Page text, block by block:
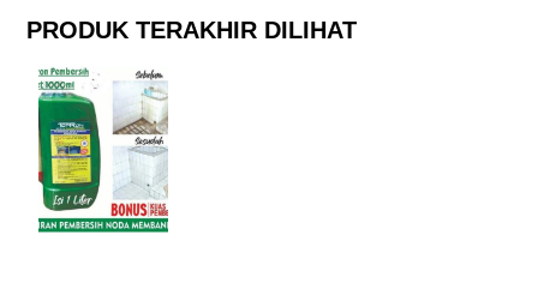
PRODUK TERAKHIR DILIHAT